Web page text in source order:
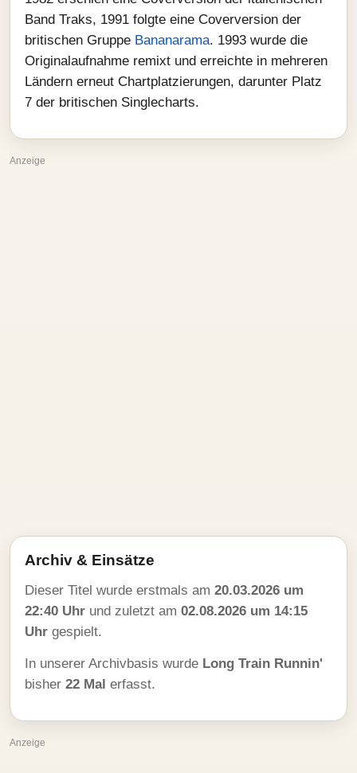
Band Traks, 1991 folgte eine Coverversion der
britischen Gruppe Bananarama. 1993 wurde die
Originalaufnahme remixt und erreichte in mehreren
Ländern erneut Chartplatzierungen, darunter Platz
7 der britischen Singlecharts.
Anzeige
Archiv & Einsätze
Dieser Titel wurde erstmals am 20.03.2026 um
22:40 Uhr und zuletzt am 02.08.2026 um 14:15
Uhr gespielt.
In unserer Archivbasis wurde Long Train Runnin'
bisher 22 Mal erfasst.
Anzeige